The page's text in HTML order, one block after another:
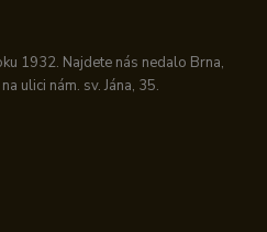
1932. Najdete nás nedalo Brna,
ulici nám. sv. Jána, 35.